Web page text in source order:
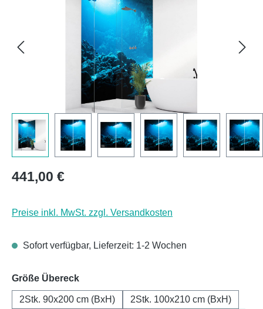
Regulärer Preis:
441,00 €
Preise inkl. MwSt. zzgl. Versandkosten
Sofort verfügbar, Lieferzeit: 1-2 Wochen
Größe Übereckauswählen
2Stk. 90x200 cm (BxH)
2Stk. 100x210 cm (BxH)